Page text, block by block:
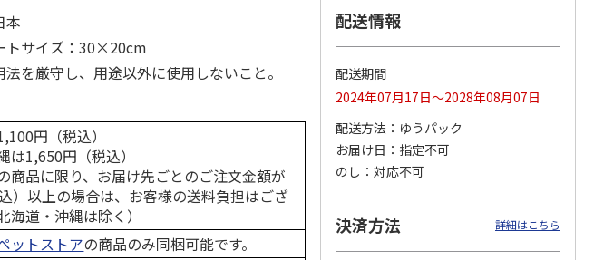
デオトイレ 飛び散
らない消臭・抗菌サ
ンド 4L
1,320円
ぐるぐるボーン型 S
470円 120円
ペット線香 虹のか
なた フルーティフ
ローラルの香り
590円
(送料別・税込)
100円
(送料別・税込)
本
トサイズ：30×20cm
法を厳守し、用途以外に使用しないこと。
円（税込）
1,650円（税込）
商品に限り、お届け先ごとのご注文金額が
）以上の場合は、お客様の送料負担はござ
海道・沖縄は除く）
ットストアの商品のみ同梱可能です。
配送情報
配送期間
2024年07月17日～2028年08月07日
配送方法
ゆうパック
お届け日
指定不可
のし
対応不可
決済方法 詳細はこちら